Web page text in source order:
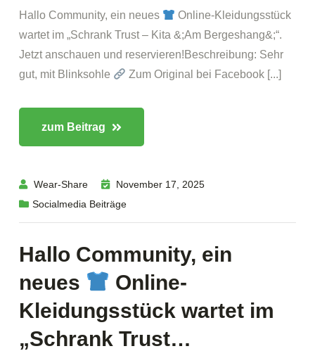
Hallo Community, ein neues
Online-Kleidungsstück
wartet im „Schrank Trust – Kita &;Am Bergeshang&;“.
Jetzt anschauen und reservieren!Beschreibung: Sehr
gut, mit Blinksohle
Zum Original bei Facebook [...]
zum Beitrag
Wear-Share
November 17, 2025
Socialmedia Beiträge
Hallo Community, ein
neues
Online-
Kleidungsstück wartet im
„Schrank Trust…